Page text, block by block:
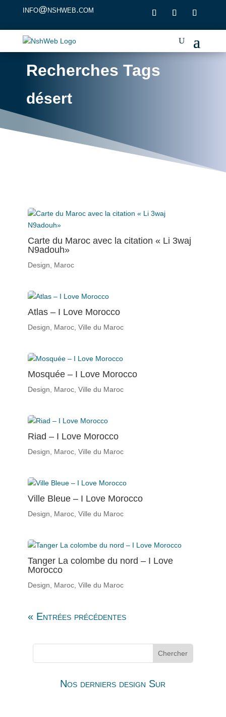
info@nshweb.com
Recherches Tags
désert
Carte du Maroc avec la citation « Li 3waj
N9adouh»
Design Maroc
Atlas – I Love Morocco
Design Maroc, Ville du Maroc
Mosquée – I Love Morocco
Design Maroc, Ville du Maroc
Riad – I Love Morocco
Design Maroc, Ville du Maroc
Ville Bleue – I Love Morocco
Design Maroc, Ville du Maroc
Tanger La colombe du nord – I Love
Morocco
Design Maroc, Ville du Maroc
« Entrées précédentes
Nos derniers design Sur